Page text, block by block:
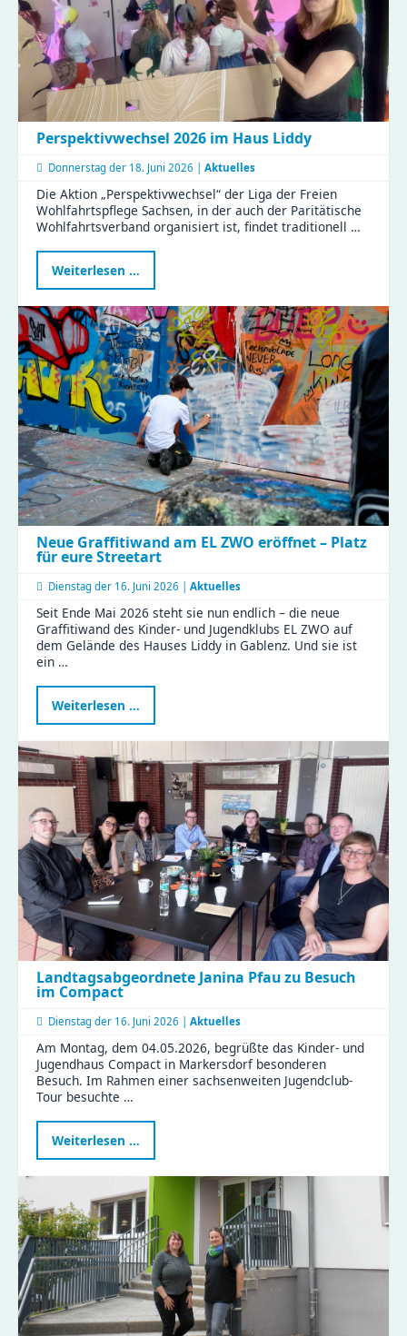
Perspektivwechsel 2026 im Haus Liddy
Donnerstag der 18. Juni 2026 | Aktuelles
Die Aktion „Perspektivwechsel“ der Liga der Freien
Wohlfahrtspflege Sachsen, in der auch der Paritätische
Wohlfahrtsverband organisiert ist, findet traditionell …
Weiterlesen …
2026
Haus
Liddy
Neue Graffitiwand am EL ZWO eröffnet – Platz
für eure Streetart
Dienstag der 16. Juni 2026 | Aktuelles
Seit Ende Mai 2026 steht sie nun endlich – die neue
Graffitiwand des Kinder- und Jugendklubs EL ZWO auf
dem Gelände des Hauses Liddy in Gablenz. Und sie ist
ein …
Weiterlesen …
Graffitiwand
am
ZWO
eröffnet
–
Platz
für
eure
Streetart
Landtagsabgeordnete Janina Pfau zu Besuch
im Compact
Dienstag der 16. Juni 2026 | Aktuelles
Am Montag, dem 04.05.2026, begrüßte das Kinder- und
Jugendhaus Compact in Markersdorf besonderen
Besuch. Im Rahmen einer sachsenweiten Jugendclub-
Tour besuchte …
Weiterlesen …
Janina
Pfau
zu
Besuch
im
Compact